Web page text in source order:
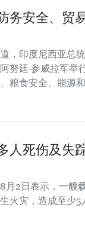
务安全、贸
，印度尼西亚总
努廷·参威拉军
粮食安全、能源
人死伤及失
月2日表示，一艘
火灾，造成至少5